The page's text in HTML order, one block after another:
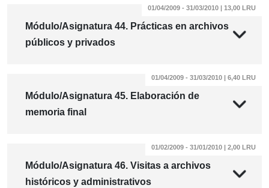
Módulo/Asignatura 44. Prácticas en archivos
públicos y privados
01/04/2009 - 31/03/2010 | 13,00 LRU
Módulo/Asignatura 45. Elaboración de
memoria final
01/04/2009 - 31/03/2010 | 6,40 LRU
Módulo/Asignatura 46. Visitas a archivos
históricos y administrativos
01/02/2009 - 31/01/2010 | 2,00 LRU